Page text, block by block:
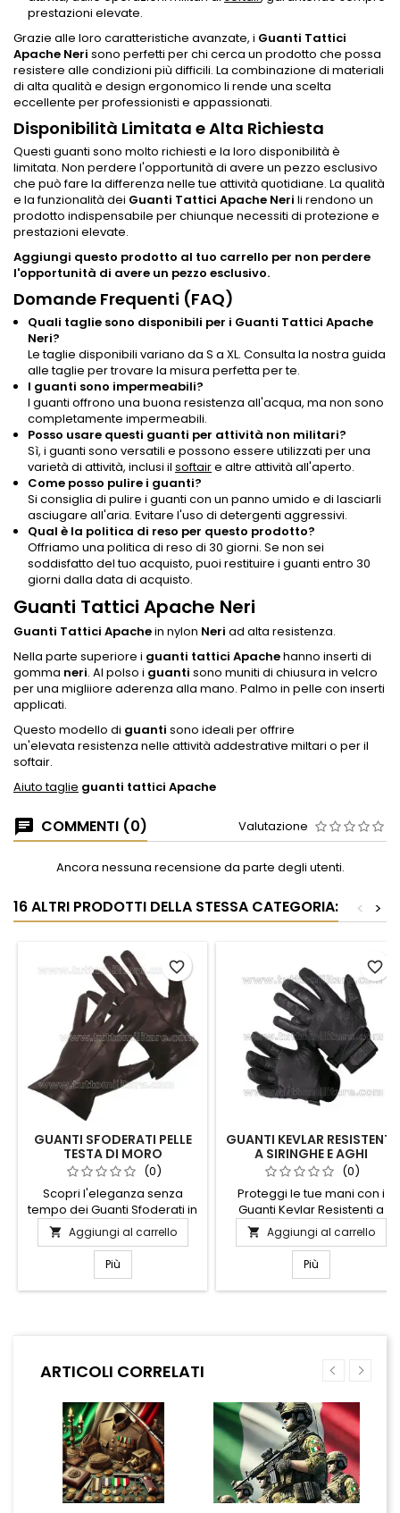
prestazioni elevate.
Grazie alle loro caratteristiche avanzate, i Guanti Tattici
Apache Neri sono perfetti per chi cerca un prodotto che possa
resistere alle condizioni più difficili. La combinazione di materiali
di alta qualità e design ergonomico li rende una scelta
eccellente per professionisti e appassionati.
Disponibilità Limitata e Alta Richiesta
Questi guanti sono molto richiesti e la loro disponibilità è
limitata. Non perdere l'opportunità di avere un pezzo esclusivo
che può fare la differenza nelle tue attività quotidiane. La qualità
e la funzionalità dei Guanti Tattici Apache Neri li rendono un
prodotto indispensabile per chiunque necessiti di protezione e
prestazioni elevate.
Aggiungi questo prodotto al tuo carrello per non perdere
l'opportunità di avere un pezzo esclusivo.
Domande Frequenti (FAQ)
Quali taglie sono disponibili per i Guanti Tattici Apache
Neri?
Le taglie disponibili variano da S a XL. Consulta la nostra guida
alle taglie per trovare la misura perfetta per te.
I guanti sono impermeabili?
I guanti offrono una buona resistenza all'acqua, ma non sono
completamente impermeabili.
Posso usare questi guanti per attività non militari?
Sì, i guanti sono versatili e possono essere utilizzati per una
varietà di attività, inclusi il softaire altre attività all'aperto.
Come posso pulire i guanti?
Si consiglia di pulire i guanti con un panno umido e di lasciarli
asciugare all'aria. Evitare l'uso di detergenti aggressivi.
Qual è la politica di reso per questo prodotto?
Offriamo una politica di reso di 30 giorni. Se non sei
soddisfatto del tuo acquisto, puoi restituire i guanti entro 30
giorni dalla data di acquisto.
Guanti Tattici Apache Neri
Guanti Tattici Apachein nylon Neri ad alta resistenza.
Nella parte superiore i guanti tattici Apachehanno inserti di
gomma neri. Al polso i guanti sono muniti di chiusura in velcro
per una migliiore aderenza alla mano. Palmo in pelle con inserti
applicati.
Questo modello di guanti sono ideali per offrire
un'elevata resistenza nelle attività addestrative miltari o per il
softair.
Aiuto taglie guanti tattici Apache
COMMENTI (0) Valutazione
Ancora nessuna recensione da parte degli utenti.
16 ALTRI PRODOTTI DELLA STESSA CATEGORIA: >
<
GUANTI SFODERATI PELLE
TESTA DI MORO
(0)
Scopri l'eleganza senza
tempo dei Guanti Sfoderati in
Pelle Testa di Moro. Realizzati
con pelle di alta qualità,
questi guanti offrono un
comfort eccezionale e una
vestibilità perfetta. Il design
moro aggiunge un tocco di
 Aggiungi al carrello
Più
favorite_border
GUANTI KEVLAR RESISTENTI
A SIRINGHE E AGHI
(0)
Proteggi le tue mani con i
Guanti Kevlar Resistenti a
Siringhe e Aghi, progettati per
offrire sicurezza e comfort in
ogni situazione. Realizzati
con materiali di alta qualità,
questi guanti garantiscono
professionisti della sicurezza,
 Aggiungi al carrello
Più
favorite_border
ARTICOLI CORRELATI